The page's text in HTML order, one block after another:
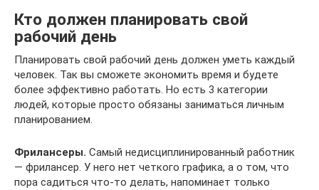
Кто должен планировать свой
рабочий день
Планировать свой рабочий день должен уметь каждый
человек. Так вы сможете экономить время и будете
более эффективно работать. Но есть 3 категории
людей, которые просто обязаны заниматься личным
планированием.
Фрилансеры. Самый недисциплинированный работник
— фрилансер. У него нет четкого графика, а о том, что
пора садиться что-то делать, напоминает только